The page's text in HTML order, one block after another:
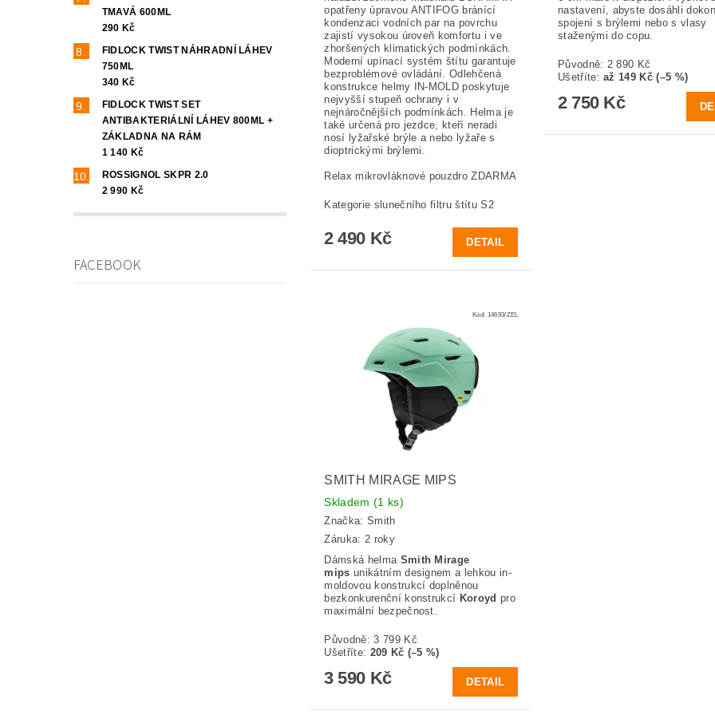
TMAVÁ 600ML
290 Kč
FIDLOCK TWIST NÁHRADNÍ LÁHEV
750ML
340 Kč
FIDLOCK TWIST SET
ANTIBAKTERIÁLNÍ LÁHEV 800ML +
ZÁKLADNA NA RÁM
1 140 Kč
ROSSIGNOL SKPR 2.0
2 990 Kč
FACEBOOK
opatřeny úpravou ANTIFOG bránící
kondenzaci vodních par na povrchu
zajistí vysokou úroveň komfortu i ve
zhoršených klimatických podmínkách.
Moderní upínací systém štítu garantuje
bezproblémové ovládání. Odlehčená
konstrukce helmy IN-MOLD poskytuje
nejvyšší stupeň ochrany i v
nejnáročnějších podmínkách. Helma je
také určená pro jezdce, kteří neradi
nosí lyžařské brýle a nebo lyžaře s
dioptrickými brýlemi.
Relax mikrovláknové pouzdro ZDARMA
Kategorie slunečního filtru štítu S2
2 490 Kč DETAIL
nastavení, abyste dosáhli
spojení s brýlemi nebo s vlasy
staženými do copu.
Původně: 2 890 Kč
Ušetříte:až 149 Kč (–5 %)
2 750 Kč
Kód: 14693/ZEL
SMITH MIRAGE MIPS
Skladem (1 ks)
Značka: Smith
Záruka: 2 roky
Dámská helma Smith Mirage
mips unikátním designem a lehkou in-
moldovou konstrukcí doplněnou
bezkonkurenční konstrukcí Koroyd pro
maximální bezpečnost.
Původně:3 799 Kč
Ušetříte: 209 Kč (–5 %)
3 590 Kč DETAIL